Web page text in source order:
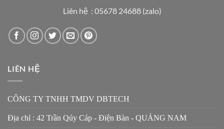
Liên hệ : 05678 24688 (zalo)
LIÊN HỆ
CÔNG TY TNHH TMDV DBTECH
Địa chỉ : 42 Trần Qúy Cáp - Điện Bàn - QUẢNG NAM